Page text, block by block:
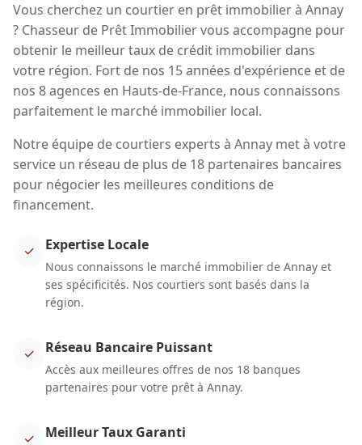
Vous cherchez un courtier en prêt immobilier à Annay
? Chasseur de Prêt Immobilier vous accompagne pour
obtenir le meilleur taux de crédit immobilier dans
votre région. Fort de nos 15 années d'expérience et de
nos 8 agences en Hauts-de-France, nous connaissons
parfaitement le marché immobilier local.
Notre équipe de courtiers experts à Annay met à votre
service un réseau de plus de 18 partenaires bancaires
pour négocier les meilleures conditions de
financement.
✓ Expertise Locale
Nous connaissons le marché immobilier de Annay et
ses spécificités. Nos courtiers sont basés dans la
région.
✓ Réseau Bancaire Puissant
Accès aux meilleures offres de nos 18 banques
partenaires pour votre prêt à Annay.
✓ Meilleur Taux Garanti